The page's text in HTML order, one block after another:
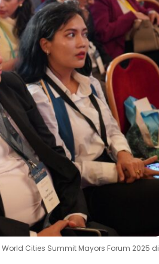
Cities Summit Mayors Forum 2025 di